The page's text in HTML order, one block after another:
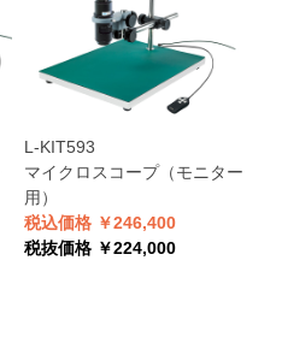
L-KIT593
マイクロスコープ（モニター
用）
税込価格 ￥246,400
税抜価格 ￥224,000